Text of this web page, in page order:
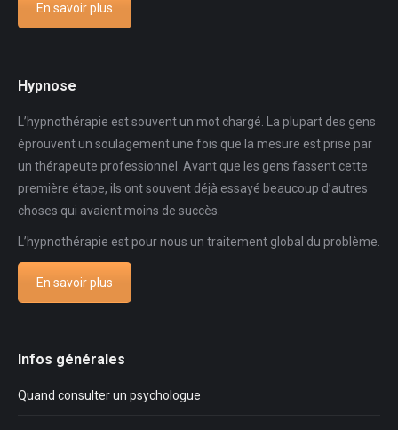
En savoir plus
Hypnose
L’hypnothérapie est souvent un mot chargé. La plupart des gens
éprouvent un soulagement une fois que la mesure est prise par
un thérapeute professionnel. Avant que les gens fassent cette
première étape, ils ont souvent déjà essayé beaucoup d’autres
choses qui avaient moins de succès.
L’hypnothérapie est pour nous un traitement global du problème.
En savoir plus
Infos générales
Quand consulter un psychologue